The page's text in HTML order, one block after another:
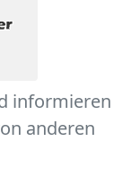
informieren
anderen